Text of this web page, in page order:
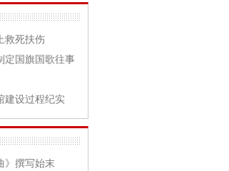
救死扶伤
定国旗国歌往事
建设过程纪实
》撰写始末